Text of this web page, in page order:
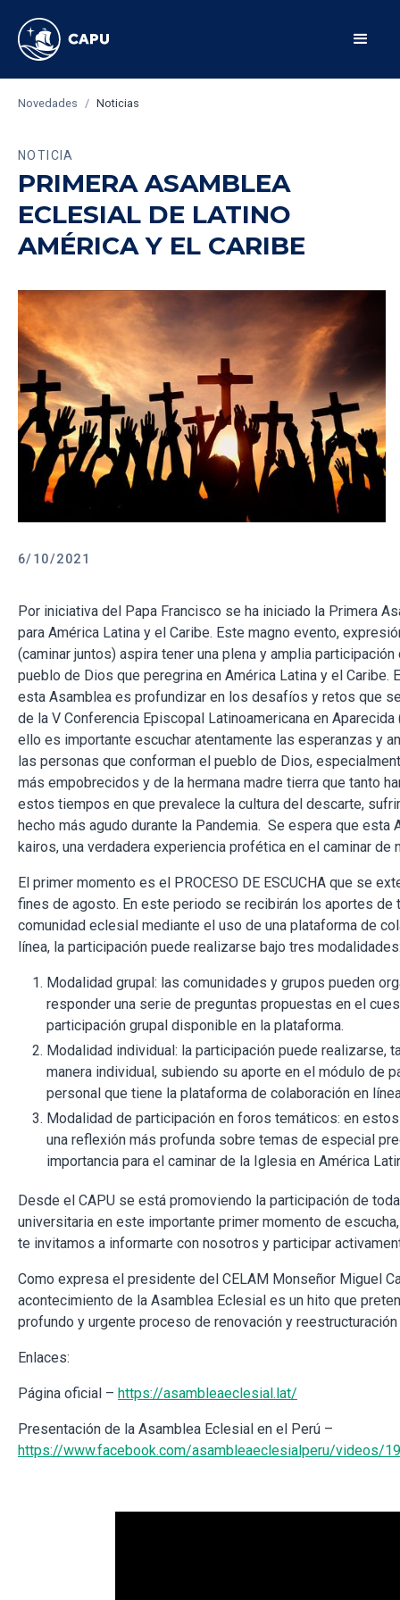
Novedades / Noticias
NOTICIA
PRIMERA ASAMBLEA
ECLESIAL DE LATINO
AMÉRICA Y EL CARIBE
6/10/2021
Por iniciativa del Papa Francisco se ha iniciado la Primera
para América Latina y el Caribe. Este magno evento,
(caminar juntos) aspira tener una plena y amplia
pueblo de Dios que peregrina en América Latina y el Caribe.
esta Asamblea es profundizar en los desafíos y retos que
de la V Conferencia Episcopal Latinoamericana en Aparecida
ello es importante escuchar atentamente las esperanzas y
las personas que conforman el pueblo de Dios,
más empobrecidos y de la hermana madre tierra que tanto
estos tiempos en que prevalece la cultura del descarte,
hecho más agudo durante la Pandemia. Se espera que esta
kairos, una verdadera experiencia profética en el caminar de
El primer momento es el PROCESO DE ESCUCHA que se
fines de agosto. En este periodo se recibirán los aportes de
comunidad eclesial mediante el uso de una plataforma de
línea, la participación puede realizarse bajo tres
Modalidad grupal: las comunidades y grupos pueden
responder una serie de preguntas propuestas en el
participación grupal disponible en la plataforma.
Modalidad individual: la participación puede realizarse,
manera individual, subiendo su aporte en el módulo de
personal que tiene la plataforma de colaboración en
Modalidad de participación en foros temáticos: en
una reflexión más profunda sobre temas de especial
importancia para el caminar de la Iglesia en América
Desde el CAPU se está promoviendo la participación de
universitaria en este importante primer momento de
te invitamos a informarte con nosotros y participar
Como expresa el presidente del CELAM Monseñor Miguel
acontecimiento de la Asamblea Eclesial es un hito que
profundo y urgente proceso de renovación y reestructuración
Enlaces:
Página oficial – https://asambleaeclesial.lat/
Presentación de la Asamblea Eclesial en el Perú –
https://www.facebook.com/asambleaeclesialperu/videos/